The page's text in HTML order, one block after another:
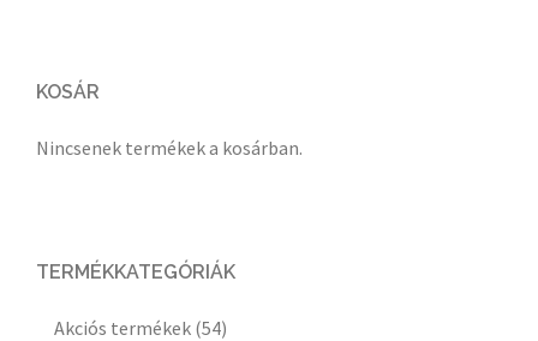
KOSÁR
Nincsenek termékek a kosárban.
TERMÉKKATEGÓRIÁK
Akciós termékek (54)